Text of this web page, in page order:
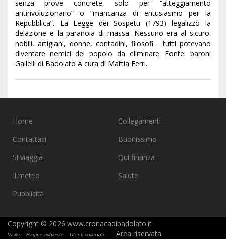
senza prove concrete, solo per “atteggiamento
antirivoluzionario” o “mancanza di entusiasmo per la
Repubblica”. La Legge dei Sospetti (1793) legalizzò la
delazione e la paranoia di massa. Nessuno era al sicuro:
nobili, artigiani, donne, contadini, filosofi… tutti potevano
diventare nemici del popolo da eliminare. Fonte: baroni
Gallelli di Badolato A cura di Mattia Ferri.
Home
Collegamenti
Contattaci
Buonissimo
Si viaggia
Qui finanza
Il meteo
Salute
Pubblicità
Copyright © 2026 www.cronacadibadolato.it
Visite: Pagine richieste: Utenti collegati: Area riservata